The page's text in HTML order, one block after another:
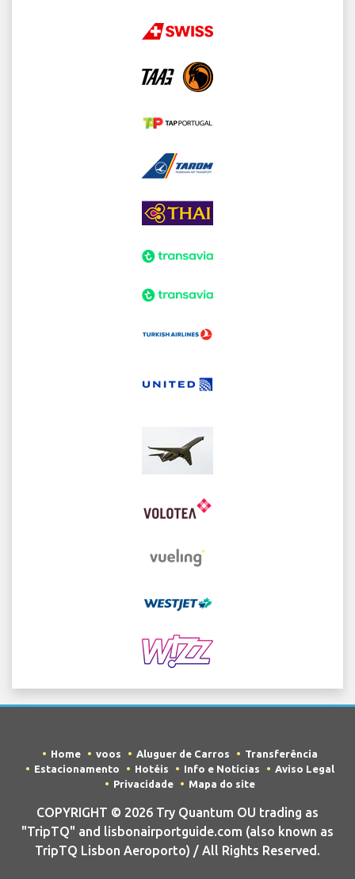
Home voos Aluguer de Carros
Transferência
Estacionamento
Hotéis Info e Notícias
Aviso Legal
Privacidade
Mapa do site
COPYRIGHT © 2026 Try Quantum OU trading as
"TripTQ" and lisbonairportguide.com (also known as
TripTQ Lisbon Aeroporto) / All Rights Reserved.